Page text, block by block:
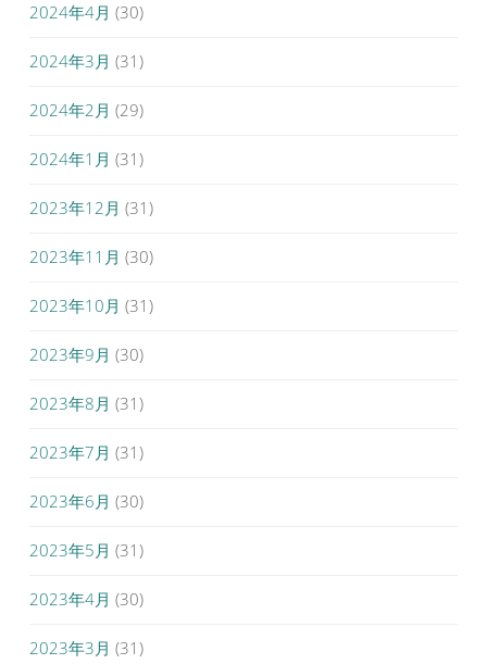
2024年4月 (30)
2024年3月 (31)
2024年2月 (29)
2024年1月 (31)
2023年12月 (31)
2023年11月 (30)
2023年10月 (31)
2023年9月 (30)
2023年8月 (31)
2023年7月 (31)
2023年6月 (30)
2023年5月 (31)
2023年4月 (30)
2023年3月 (31)